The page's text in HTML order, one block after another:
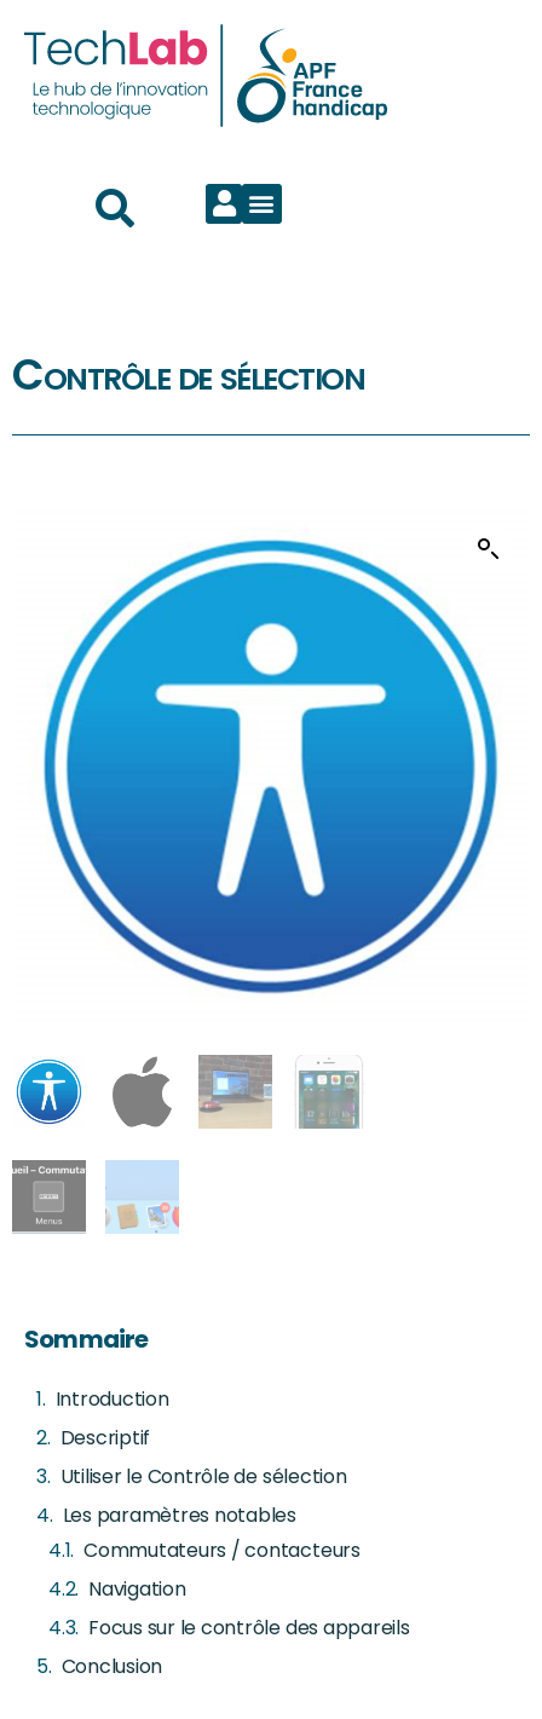
Contrôle de sélection
Sommaire
Introduction
Descriptif
Utiliser le Contrôle de sélection
Les paramètres notables
Commutateurs / contacteurs
Navigation
Focus sur le contrôle des appareils
Conclusion